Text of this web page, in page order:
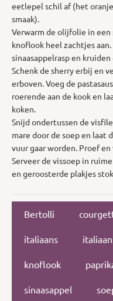
eetlepel schil af (het
smaak).
Verwarm de olijfolie in
knoflook heel zachtjes
sinaasappelrasp en
Schenk de sherry erbij en
erboven. Voeg de
roerende aan de kook en
koken.
Snijd ondertussen de
mare door de soep en laat
vuur gaar worden. Proef
Serveer de vissoep in
en geroosterde plakjes
Bertolli
italiaans
knoflook
sinaasappel